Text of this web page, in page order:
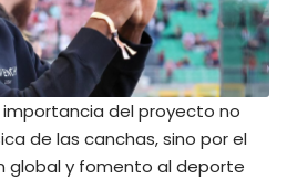
del proyecto no
de las canchas, sino por el
global y fomento al deporte